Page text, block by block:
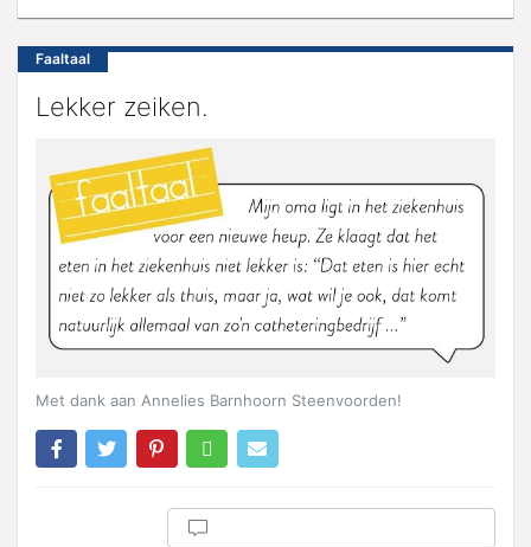
Faaltaal
Lekker zeiken.
Met dank aan Annelies Barnhoorn Steenvoorden!